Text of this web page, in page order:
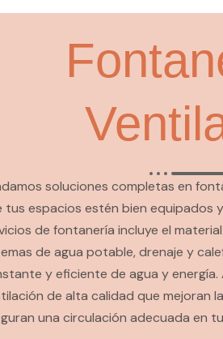
soluciones completas en
tus espacios estén bien equipados
de fontanería incluye el
de agua potable, drenaje y
y eficiente de agua y
de alta calidad que mejoran
una circulación adecuada en